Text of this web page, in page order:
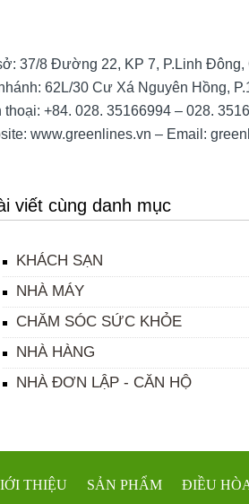
37/8 Đường 22, KP 7, P.Linh
62L/30 Cư Xá Nguyên Hồng,
+84. 028. 35166994 – 028.
www.greenlines.vn – Email:
viết cùng danh mục
KHÁCH SẠN
NHÀ MÁY
CHĂM SÓC SỨC KHỎE
NHÀ HÀNG
NHÀ ĐƠN LẬP - CĂN HỘ
THIỆU SẢN PHẨM ĐIỀU